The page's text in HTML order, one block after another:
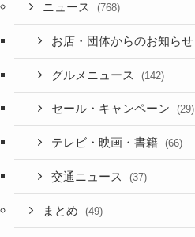
ニュース (768)
お店・団体からのお知らせ
グルメニュース (142)
セール・キャンペーン (29)
テレビ・映画・書籍 (66)
交通ニュース (37)
まとめ (49)